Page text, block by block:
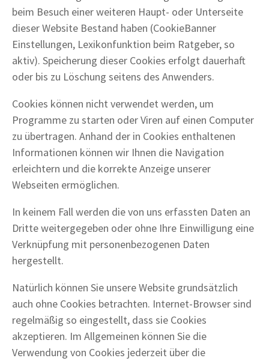
beim Besuch einer weiteren Haupt- oder Unterseite
dieser Website Bestand haben (CookieBanner
Einstellungen, Lexikonfunktion beim Ratgeber, so
aktiv). Speicherung dieser Cookies erfolgt dauerhaft
oder bis zu Löschung seitens des Anwenders.
Cookies können nicht verwendet werden, um
Programme zu starten oder Viren auf einen Computer
zu übertragen. Anhand der in Cookies enthaltenen
Informationen können wir Ihnen die Navigation
erleichtern und die korrekte Anzeige unserer
Webseiten ermöglichen.
In keinem Fall werden die von uns erfassten Daten an
Dritte weitergegeben oder ohne Ihre Einwilligung eine
Verknüpfung mit personenbezogenen Daten
hergestellt.
Natürlich können Sie unsere Website grundsätzlich
auch ohne Cookies betrachten. Internet-Browser sind
regelmäßig so eingestellt, dass sie Cookies
akzeptieren. Im Allgemeinen können Sie die
Verwendung von Cookies jederzeit über die